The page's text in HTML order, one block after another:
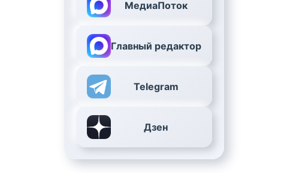
МедиаПоток
Главный редактор
Telegram
Дзен